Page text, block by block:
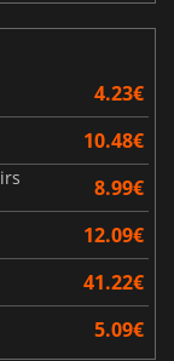
4.23€
10.48€
8.99€
12.09€
41.22€
5.09€